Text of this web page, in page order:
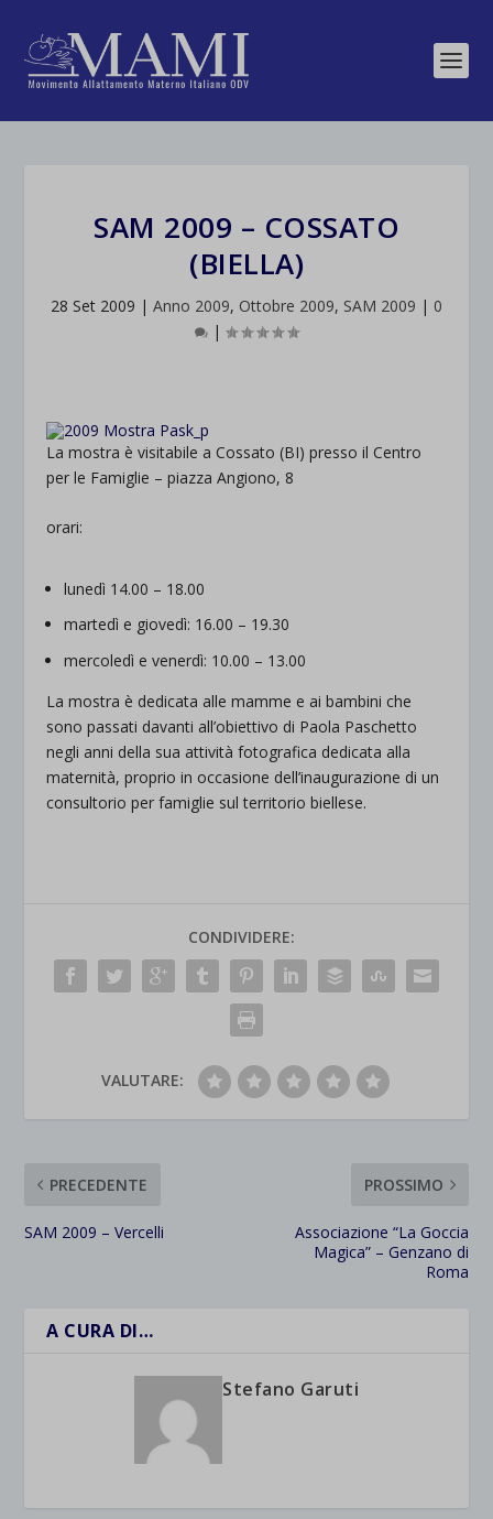
SAM 2009 – COSSATO
(BIELLA)
28 Set 2009 | Anno 2009, Ottobre 2009, SAM 2009 | 0
|
La mostra è visitabile a Cossato (BI) presso il Centro
per le Famiglie – piazza Angiono, 8
orari:
lunedì 14.00 – 18.00
martedì e giovedì: 16.00 – 19.30
mercoledì e venerdì: 10.00 – 13.00
La mostra è dedicata alle mamme e ai bambini che
sono passati davanti all’obiettivo di Paola Paschetto
negli anni della sua attività fotografica dedicata alla
maternità, proprio in occasione dell’inaugurazione di un
consultorio per famiglie sul territorio biellese.
CONDIVIDERE:
VALUTARE:
PRECEDENTE
SAM 2009 – Vercelli
PROSSIMO
Associazione “La Goccia
Magica” – Genzano di
Roma
A CURA DI…
Stefano Garuti